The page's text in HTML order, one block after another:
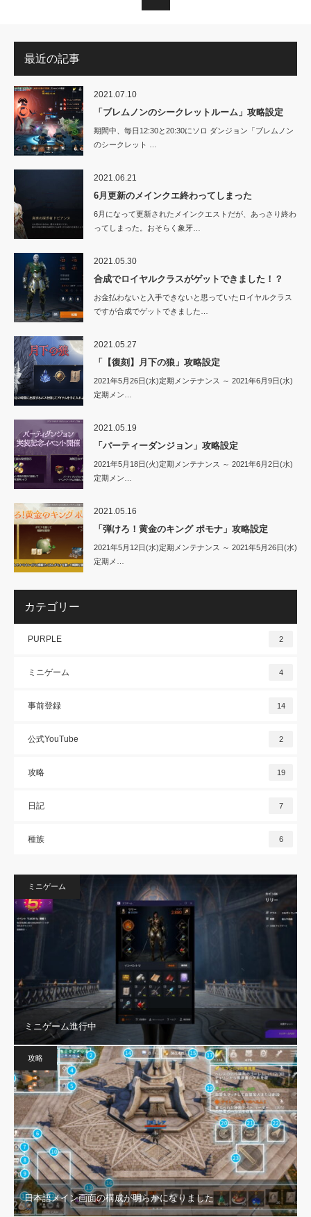
最近の記事
2021.07.10
「ブレムノンのシークレットルーム」攻略設定
期間中、毎日12:30と20:30にソロ ダンジョン「ブレムノン
のシークレット …
2021.06.21
6月更新のメインクエ終わってしまった
6月になって更新されたメインクエストだが、あっさり終わ
ってしまった。おそらく象牙…
2021.05.30
合成でロイヤルクラスがゲットできました！？
お金払わないと入手できないと思っていたロイヤルクラス
ですが合成でゲットできました…
2021.05.27
「【復刻】月下の狼」攻略設定
2021年5月26日(水)定期メンテナンス ～ 2021年6月9日(水)
定期メン…
2021.05.19
「パーティーダンジョン」攻略設定
2021年5月18日(火)定期メンテナンス ～ 2021年6月2日(水)
定期メン…
2021.05.16
「弾けろ！黄金のキング ポモナ」攻略設定
2021年5月12日(水)定期メンテナンス ～ 2021年5月26日(水)
定期メ…
カテゴリー
PURPLE 2
ミニゲーム 4
事前登録 14
公式YouTube 2
攻略 19
日記 7
種族 6
ミニゲーム
ミニゲーム進行中
攻略
日本語メイン画面の構成が明らかになりました